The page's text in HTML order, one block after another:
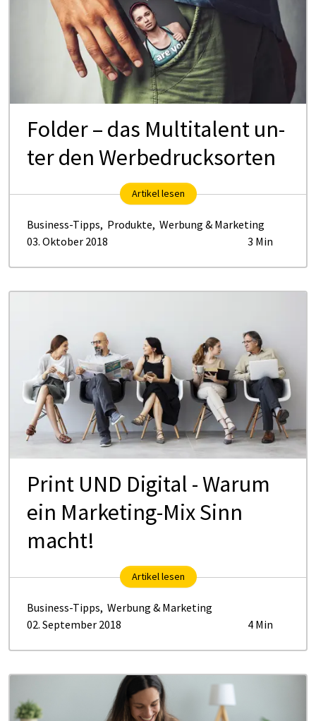
Fol­der – das Mul­ti­ta­lent un­
ter den Wer­be­drucks­or­ten
Artikel lesen
Business-Tipps, Produkte, Werbung & Marketing
03. Oktober 2018
3 Min
Print UND Di­gi­tal - War­um
ein Mar­ke­ting-Mix Sinn
macht!
Artikel lesen
Business-Tipps, Werbung & Marketing
02. September 2018
4 Min